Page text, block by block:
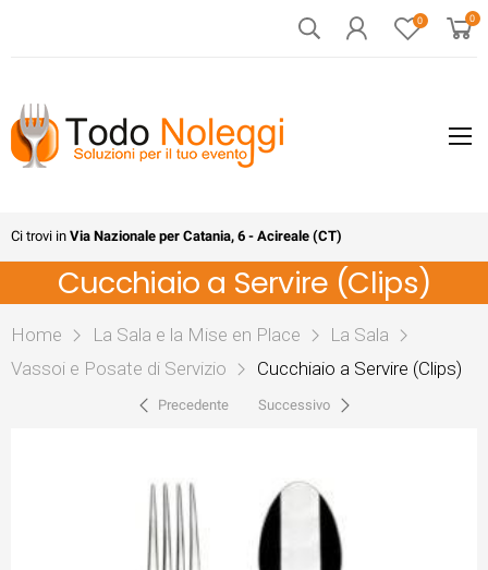
0 0
Ci trovi in Via Nazionale per Catania, 6 - Acireale (CT)
Cucchiaio a Servire (Clips)
Home La Sala e la Mise en Place
La Sala
Vassoi e Posate di Servizio
Cucchiaio a Servire (Clips)
Precedente Successivo